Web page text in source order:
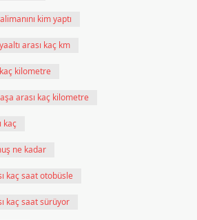
kim yaptı
arası kaç km
kilometre
arası kaç kilometre
kaç
ne kadar
kaç saat otobüsle
kaç saat sürüyor